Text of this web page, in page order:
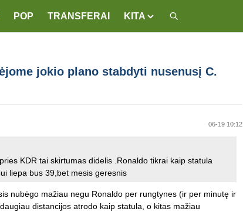
POP TRANSFERAI KITA
jokio plano stabdyti nusenusį C.
06-19 10:12
KDR tai skirtumas didelis .Ronaldo tikrai kaip statula
liepa bus 39,bet mesis geresnis
nubėgo mažiau negu Ronaldo per rungtynes (ir per minutę ir
distancijos atrodo kaip statula, o kitas mažiau